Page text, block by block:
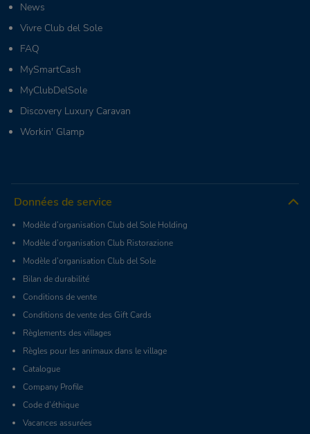
News
Vivre Club del Sole
FAQ
MySmartCash
MyClubDelSole
Discovery Luxury Caravan
Workin' Glamp
Données de service
Modèle d’organisation Club del Sole Holding
Modèle d’organisation Club Ristorazione
Modèle d’organisation Club del Sole
Bilan de durabilité
Conditions de vente
Conditions de vente des Gift Cards
Règlements des villages
Règles pour les animaux dans le village
Catalogue
Company Profile
Code d’éthique
Vacances assurées